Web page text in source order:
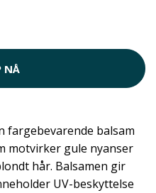
NÅ
fargebevarende balsam
motvirker gule nyanser
hår. Balsamen gir
UV-beskyttelse